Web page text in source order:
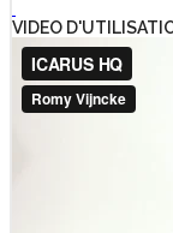
VIDEO